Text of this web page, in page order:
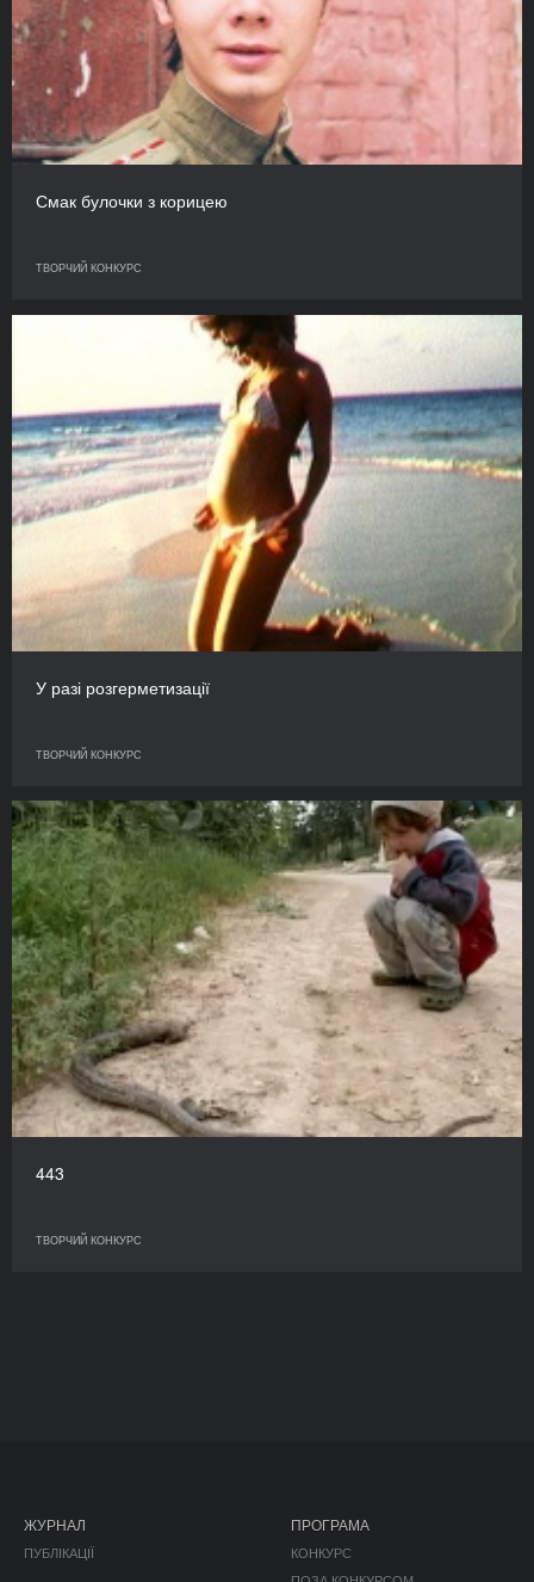
Смак булочки з корицею
ТВОРЧИЙ КОНКУРС
У разі розгерметизації
ТВОРЧИЙ КОНКУРС
443
ТВОРЧИЙ КОНКУРС
ЖУРНАЛ
ПУБЛІКАЦІЇ
ПРОГРАМА
КОНКУРС